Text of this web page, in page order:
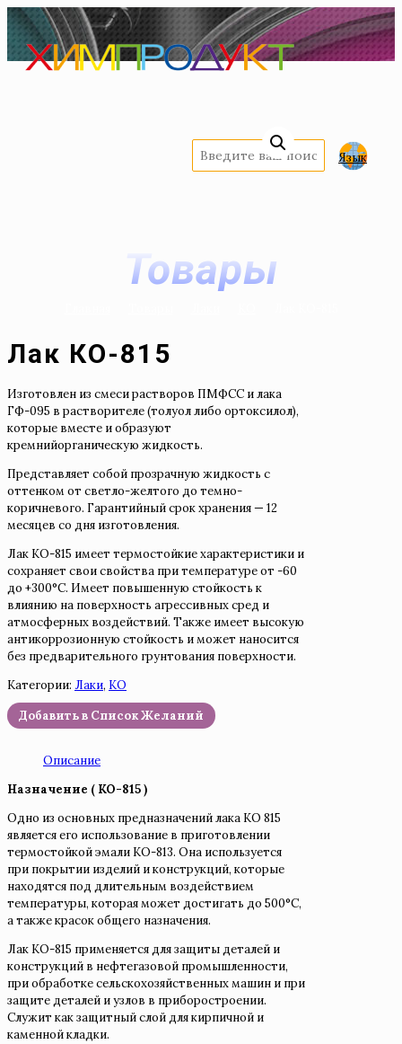
Язык
Товары
Лак КО-815
Изготовлен из смеси растворов ПМФСС и лака
ГФ-095 в растворителе (толуол либо ортоксилол),
которые вместе и образуют
кремнийорганическую жидкость.
Представляет собой прозрачную жидкость с
оттенком от светло-желтого до темно-
коричневого. Гарантийный срок хранения — 12
месяцев со дня изготовления.
Лак КО-815 имеет термостойкие характеристики и
сохраняет свои свойства при температуре от -60
до +300°C. Имеет повышенную стойкость к
влиянию на поверхность агрессивных сред и
атмосферных воздействий. Также имеет высокую
антикоррозионную стойкость и может наносится
без предварительного грунтования поверхности.
Категории: Лаки, КО
Добавить в Список Желаний
Описание
Назначение ( КО-815 )
Одно из основных предназначений лака КО 815
является его использование в приготовлении
термостойкой эмали КО-813. Она используется
при покрытии изделий и конструкций, которые
находятся под длительным воздействием
температуры, которая может достигать до 500°C,
а также красок общего назначения.
Лак КО-815 применяется для защиты деталей и
конструкций в нефтегазовой промышленности,
при обработке сельскохозяйственных машин и при
защите деталей и узлов в приборостроении.
Служит как защитный слой для кирпичной и
каменной кладки.